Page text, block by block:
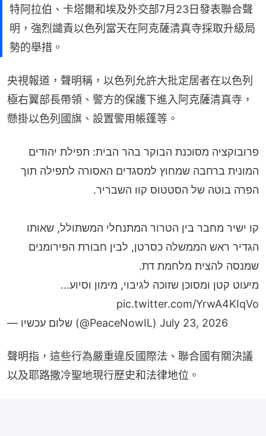
特阿拉伯、卡塔爾和埃及外交部7月23日發表聯合聲
明，強烈譴責以色列當天在阿克薩清真寺採取升級局
勢的舉措。
央視報道，聲明稱，以色列允許大批定居者在以色列
極右翼部長帶領、警方的保護下進入阿克薩清真寺，
懸掛以色列國旗、設置警用帳篷等。
פרובוקציה מסוכנת הבוקר בהר הבית: תפילת יהודים
המונית ברחבה שמחוץ למסגדים האסורה לתפילה תוך
הפרה בוטה של הסטטוס קוו השבריר.
קו ישיר מחבר בין הטרור המתנחלי המשתולל, שאותו
הגדיר ראש הממשלה כסרטן, לבין חבורת הפירומנים
שמנסה להצית מלחמת דת.
מיעוט קטן ומסוכן שזוכה לגיבוי, מימון וסיוע…
pic.twitter.com/YrwA4KIqVo
— שלום עכשיו (@PeaceNowIL) July 23, 2026
聲明指，這些行為嚴重違反國際法、聯合國有關決議
以及耶路撒冷聖地現行歷史和法律地位。